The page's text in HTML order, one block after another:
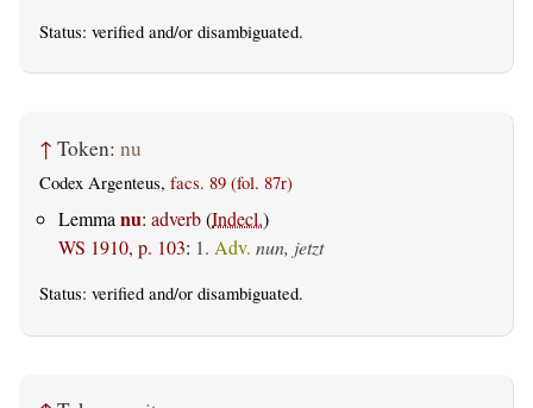
Status: verified and/or disambiguated.
↑ Token: nu
Codex Argenteus, facs. 89 (fol. 87r)
Lemmanu: adverb(Indecl.)
WS 1910, p. 103: 1. Adv. nun, jetzt
Status: verified and/or disambiguated.